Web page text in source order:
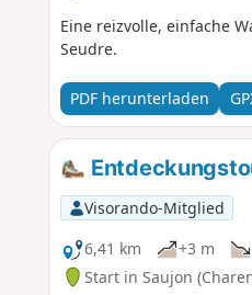
Eine reizvolle, einfache
Seudre.
PDF herunterladen
Visorando-Mitglied
6,41 km
+3 m
Start in Saujon